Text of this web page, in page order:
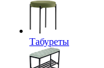
Табуреты